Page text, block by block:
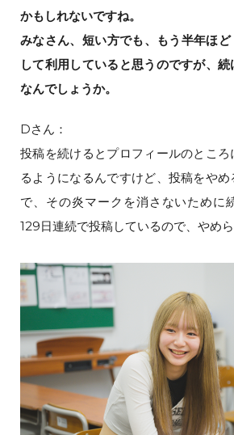
かもしれないですね。
みなさん、短い方でも、もう半年ほ
して利用していると思うのですが、
なんでしょうか。
Dさん：
投稿を続けるとプロフィールのところ
るようになるんですけど、投稿をや
で、その炎マークを消さないために
129日連続で投稿しているので、やめら